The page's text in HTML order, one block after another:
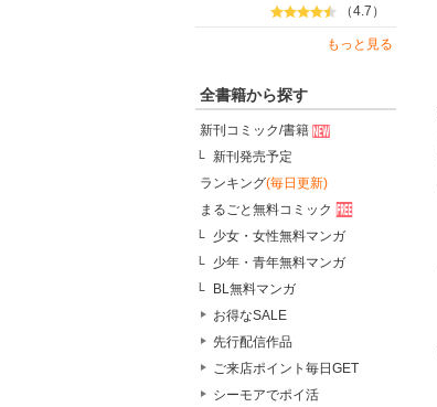
（4.7）
もっと見る
全書籍から探す
新刊コミック/書籍
新刊発売予定
ランキング(毎日更新)
まるごと無料コミック
少女・女性無料マンガ
少年・青年無料マンガ
BL無料マンガ
お得なSALE
先行配信作品
ご来店ポイント毎日GET
シーモアでポイ活